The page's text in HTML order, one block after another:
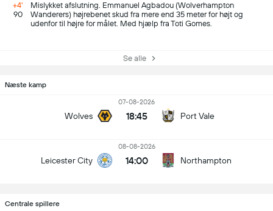
+4'
90
Mislykket afslutning. Emmanuel Agbadou (Wolverhampton
Wanderers) højrebenet skud fra mere end 35 meter for højt og
udenfor til højre for målet. Med hjælp fra Toti Gomes.
Se alle
Næste kamp
Wolves
07-08-2026
18:45 Port Vale
Leicester City
08-08-2026
14:00 Northampton
Centrale spillere